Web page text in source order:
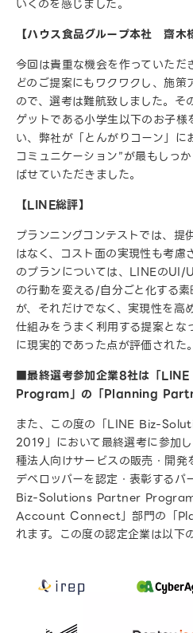
いくのを感じました。
【ハウス食品グループ本社 齋木
今回は貴重な機会を作っていただ
どのご提案にもワクワクし、施策
ので、選考は難航致しました。そ
ゲットである小学生以下のお子
い、弊社が「とんがりコーン」に
コミュニケーション”が最もしっ
ばせていただきました。
【LINE総評】
プランニングコンテストでは、提
はなく、コスト面の実現性も考慮
のプランについては、LINEのUI/
の行動を変える/自分ごと化する
が、それだけでなく、実現性を高
仕組みをうまく利用する提案とな
に現実的であった点が評価された。
■最終選考参加企業8社は「
Program」の「Planning
また、この度の「LINE Biz-
2019」において最終選考に参加
種法人向けサービスの販売・開
デベロッパーを認定・表彰する
Biz-Solutions Partner Program
Account Connect」部門の「
れます。この度の認定企業は以下